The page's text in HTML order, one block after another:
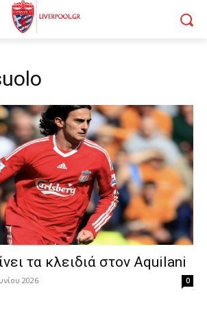
τα κλειδιά στον Aquilani
2026 0